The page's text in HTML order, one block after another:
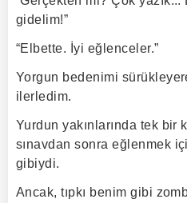
gidelim!”
“Elbette. İyi eğlenceler.”
Yorgun bedenimi
ilerledim.
Yurdun yakınlarında tek bir
sınavdan sonra eğlenmek
gibiydi.
Ancak, tıpkı benim gibi